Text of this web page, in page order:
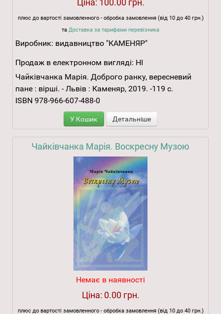
Ціна: 100.00 грн.
плюс до вартості замовленного - обробка замовлення (від 10 до 40 грн.)
та Доставка за тарифами перевізника
Виробник: видавництво "КАМЕНЯР"
Продаж в електронном вигляді: НІ
Чайківчанка Марія. Доброго ранку, вересневий
пане : вірші. - Львів : Каменяр, 2019. -119 с.
ISBN 978-966-607-488-0
У Кошик Детальніше
Чайківчанка Марія. Воскресну Музою
Немає в наявності
Ціна: 0.00 грн.
плюс до вартості замовленного - обробка замовлення (від 10 до 40 грн.)